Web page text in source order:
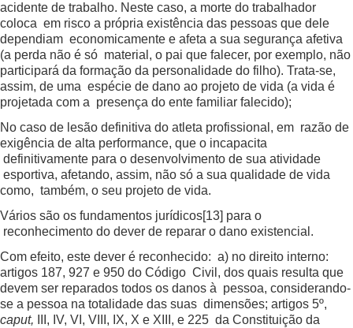
acidente de trabalho. Neste caso, a morte do trabalhador
coloca em risco a própria existência das pessoas que dele
dependiam economicamente e afeta a sua segurança afetiva
(a perda não é só material, o pai que falecer, por exemplo, não
participará da formação da personalidade do filho). Trata-se,
assim, de uma espécie de dano ao projeto de vida (a vida é
projetada com a presença do ente familiar falecido);
No caso de lesão definitiva do atleta profissional, em razão de
exigência de alta performance, que o incapacita
definitivamente para o desenvolvimento de sua atividade
esportiva, afetando, assim, não só a sua qualidade de vida
como, também, o seu projeto de vida.
Vários são os fundamentos jurídicos[13] para o
reconhecimento do dever de reparar o dano existencial.
Com efeito, este dever é reconhecido: a) no direito interno:
artigos 187, 927 e 950 do Código Civil, dos quais resulta que
devem ser reparados todos os danos à pessoa, considerando-
se a pessoa na totalidade das suas dimensões; artigos 5º,
caput, III, IV, VI, VIII, IX, X e XIII, e 225 da Constituição da